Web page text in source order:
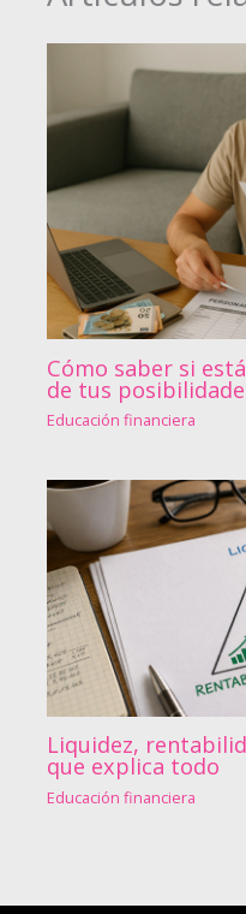
Cómo saber si
de tus
Educación financiera
Liquidez,
que explica todo
Educación financiera